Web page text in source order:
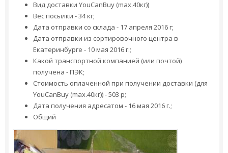
Вид доставки YouCanBuy (max.40кг))
Вес посылки - 34 кг;
Дата отправки со склада - 17 апреля 2016 г;
Дата отправки из сортировочного центра в
Екатеринбурге - 10 мая 2016 г.;
Какой транспортной компанией (или почтой)
получена - ПЭК;
Стоимость оплаченной при получении доставки (для
YouCanBuy (max.40кг)) - 503 р;
Дата получения адресатом - 16 мая 2016 г.;
Общий